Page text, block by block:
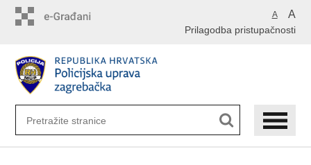
A A
Prilagodba pristupačnosti